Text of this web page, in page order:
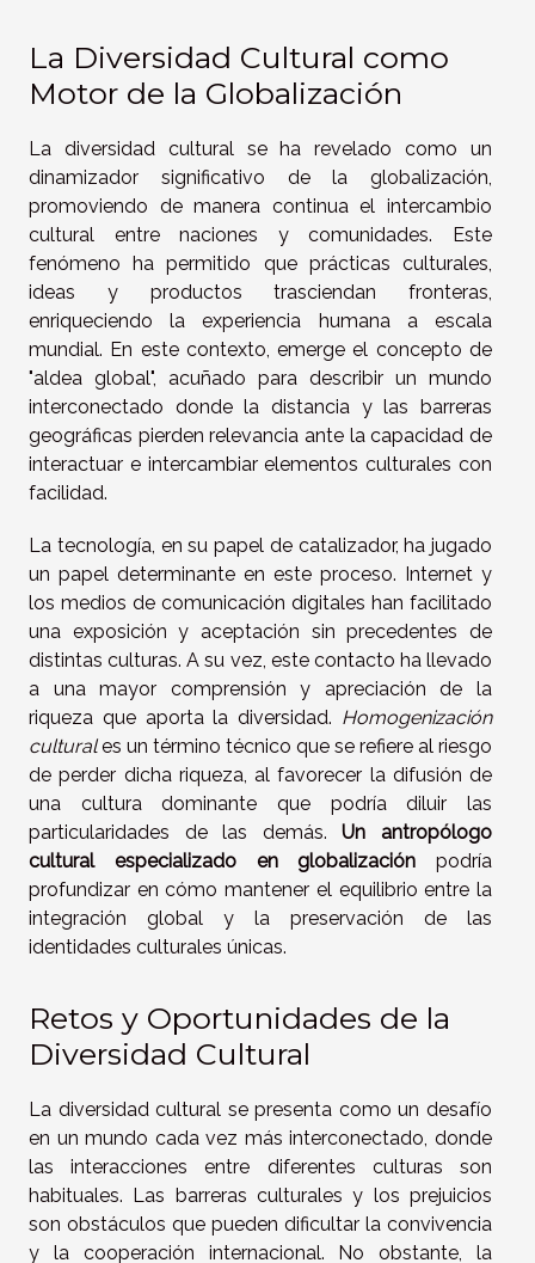
La Diversidad Cultural como
Motor de la Globalización
La diversidad cultural se ha revelado como un
dinamizador significativo de la globalización,
promoviendo de manera continua el intercambio
cultural entre naciones y comunidades. Este
fenómeno ha permitido que prácticas culturales,
ideas y productos trasciendan fronteras,
enriqueciendo la experiencia humana a escala
mundial. En este contexto, emerge el concepto de
"aldea global", acuñado para describir un mundo
interconectado donde la distancia y las barreras
geográficas pierden relevancia ante la capacidad de
interactuar e intercambiar elementos culturales con
facilidad.
La tecnología, en su papel de catalizador, ha jugado
un papel determinante en este proceso. Internet y
los medios de comunicación digitales han facilitado
una exposición y aceptación sin precedentes de
distintas culturas. A su vez, este contacto ha llevado
a una mayor comprensión y apreciación de la
riqueza que aporta la diversidad. Homogenización
culturales un término técnico que se refiere al riesgo
de perder dicha riqueza, al favorecer la difusión de
una cultura dominante que podría diluir las
particularidades de las demás.Un antropólogo
cultural especializado en globalización podría
profundizar en cómo mantener el equilibrio entre la
integración global y la preservación de las
identidades culturales únicas.
Retos y Oportunidades de la
Diversidad Cultural
La diversidad cultural se presenta como un desafío
en un mundo cada vez más interconectado, donde
las interacciones entre diferentes culturas son
habituales. Las barreras culturales y los prejuicios
son obstáculos que pueden dificultar la convivencia
y la cooperación internacional. No obstante, la